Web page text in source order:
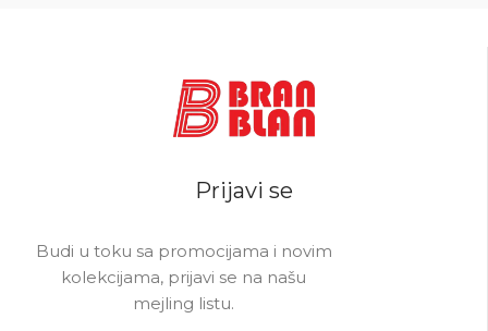
Prijavi se
Budi u toku sa promocijama i novim
kolekcijama, prijavi se na našu
mejling listu.